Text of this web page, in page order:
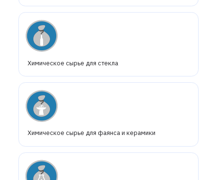
Химическое сырье для стекла
Химическое сырье для фаянса и керамики